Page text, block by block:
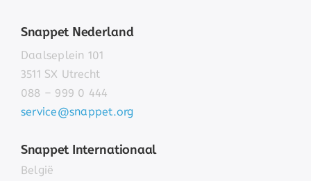
Snappet Nederland
Daalseplein 101
3511 SX Utrecht
088 – 999 0 444
service@snappet.org
Snappet Internationaal
België